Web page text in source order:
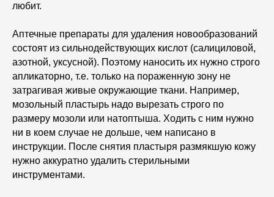
любит.
Аптечные препараты для удаления новообразований
состоят из сильнодействующих кислот (салициловой,
азотной, уксусной). Поэтому наносить их нужно строго
апликаторно, т.е. только на пораженную зону не
затрагивая живые окружающие ткани. Например,
мозольный пластырь надо вырезать строго по
размеру мозоли или натоптыша. Ходить с ним нужно
ни в коем случае не дольше, чем написано в
инструкции. После снятия пластыря размякшую кожу
нужно аккуратно удалить стерильными
инструментами.